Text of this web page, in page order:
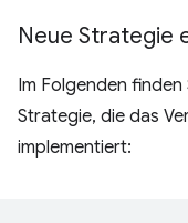
Neue Strategie
Im Folgenden finden
Strategie, die das
implementiert: